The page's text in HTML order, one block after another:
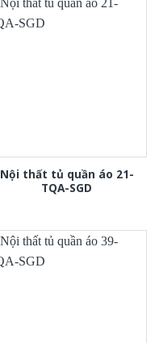
Nội thất tủ quần áo 21-
TQA-SGD